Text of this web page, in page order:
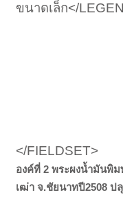
ขนาดเล็ก</
</FIELDSET>
องค์ที่ 2 พระผงน้ำมันพิ
เฒ่า จ.ชัยนาทปี2508 ป